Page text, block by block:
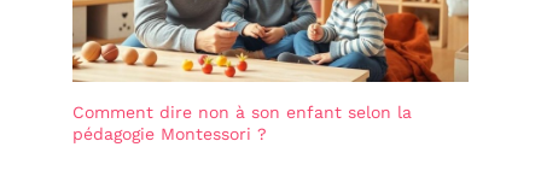
Comment dire non à son enfant selon la
pédagogie Montessori ?